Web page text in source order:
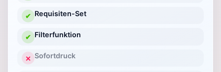
✔ Requisiten-Set
✔ Filterfunktion
✕ Sofortdruck